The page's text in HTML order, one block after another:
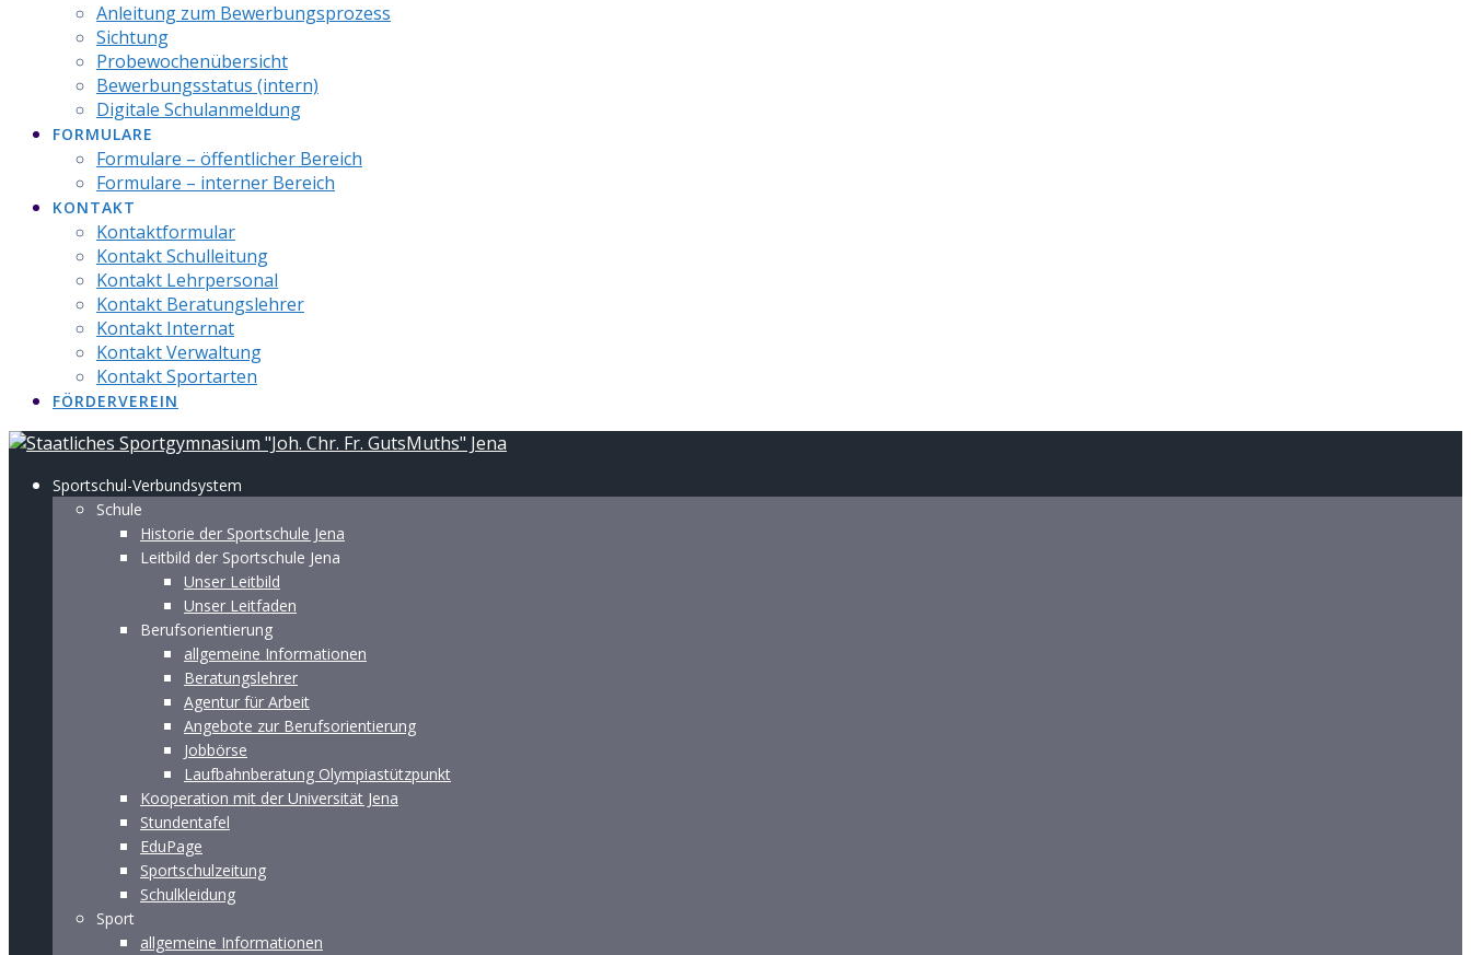
Anleitung zum Bewerbungsprozess
Sichtung
Probewochenübersicht
Bewerbungsstatus (intern)
Digitale Schulanmeldung
FORMULARE
Formulare – öffentlicher Bereich
Formulare – interner Bereich
KONTAKT
Kontaktformular
Kontakt Schulleitung
Kontakt Lehrpersonal
Kontakt Beratungslehrer
Kontakt Internat
Kontakt Verwaltung
Kontakt Sportarten
FÖRDERVEREIN
Sportschul-Verbundsystem
Schule
Historie der Sportschule Jena
Leitbild der Sportschule Jena
Unser Leitbild
Unser Leitfaden
Berufsorientierung
allgemeine Informationen
Beratungslehrer
Agentur für Arbeit
Angebote zur Berufsorientierung
Jobbörse
Laufbahnberatung Olympiastützpunkt
Kooperation mit der Universität Jena
Stundentafel
EduPage
Sportschulzeitung
Schulkleidung
Sport
allgemeine Informationen